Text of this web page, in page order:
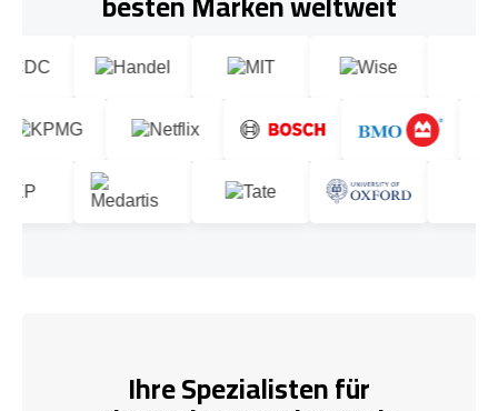
Ihre Spezialisten für